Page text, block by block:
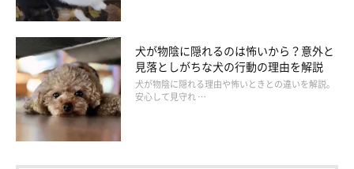
犬が物陰に隠れるのは怖いから？意外と
見落としがちな犬の行動の理由を解説
犬が物陰に隠れる理由や怖いときとの違いを解説。
安心して見守れ …